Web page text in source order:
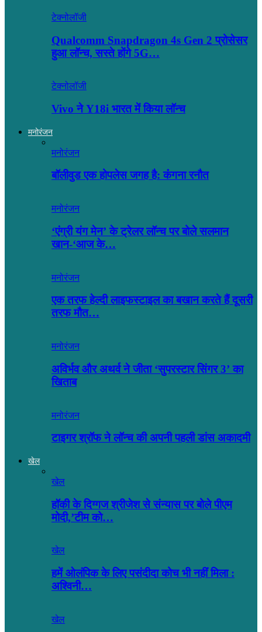
टेक्नोलॉजी
Qualcomm Snapdragon 4s Gen 2 प्रोसेसर
हुआ लॉन्च, सस्ते होंगे 5G…
टेक्नोलॉजी
Vivo ने Y18i भारत में किया लॉन्च
मनोरंजन
मनोरंजन
बॉलीवुड एक होपलेस जगह है: कंंगना रनौत
मनोरंजन
‘एंग्री यंग मेन’ के ट्रेलर लॉन्च पर बोले सलमान
खान-‘आज के…
मनोरंजन
एक तरफ हेल्दी लाइफस्टाइल का बखान करते हैं दूसरी
तरफ मौत…
मनोरंजन
अविर्भव और अथर्व ने जीता ‘सुपरस्टार सिंगर 3’ का
खिताब
मनोरंजन
टाइगर श्रॉफ ने लॉन्च की अपनी पहली डांस अकादमी
खेल
खेल
हॉकी के दिग्गज श्रीजेश से संन्यास पर बोले पीएम
मोदी,’टीम को…
खेल
हमें ओलंपिक के लिए पसंदीदा कोच भी नहीं मिला :
अश्विनी…
खेल